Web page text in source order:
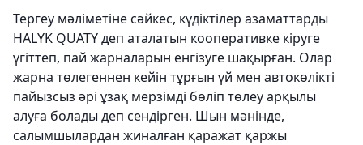
Тергеу мәліметіне сәйкес, күдіктілер азаматтарды
HALYK QUATY деп аталатын кооперативке кіруге
үгіттеп, пай жарналарын енгізуге шақырған. Олар
жарна төлегеннен кейін тұрғын үй мен автокөлікті
пайызсыз әрі ұзақ мерзімді бөліп төлеу арқылы
алуға болады деп сендірген. Шын мәнінде,
салымшылардан жиналған қаражат қаржы